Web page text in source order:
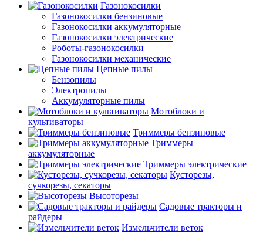
Газонокосилки
Газонокосилки бензиновые
Газонокосилки аккумуляторные
Газонокосилки электрические
Роботы-газонокосилки
Газонокосилки механические
Цепные пилы
Бензопилы
Электропилы
Аккумуляторные пилы
Мотоблоки и
культиваторы
Триммеры бензиновые
Триммеры
аккумуляторные
Триммеры электрические
Кусторезы,
сучкорезы, секаторы
Высоторезы
Садовые тракторы и
райдеры
Измельчители веток